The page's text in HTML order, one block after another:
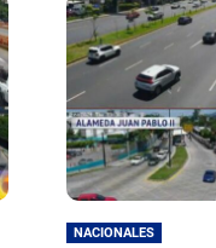
NACIONALES